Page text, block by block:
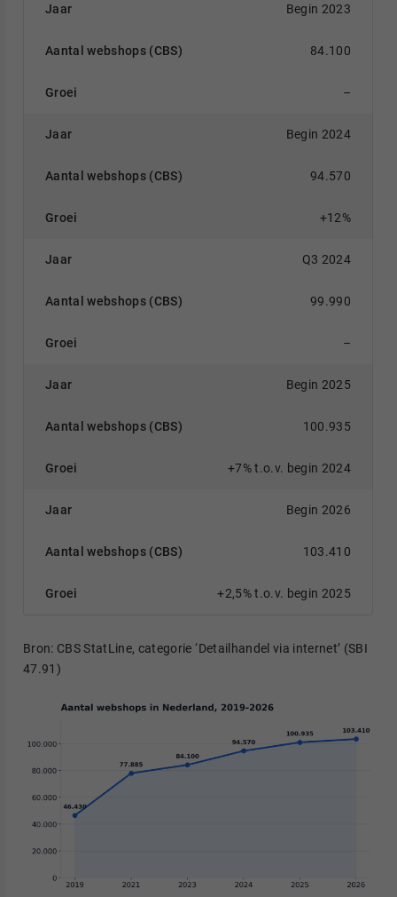
Begin 2023
84.100
–
Begin 2024
94.570
+12%
Q3 2024
99.990
–
Begin 2025
100.935
+7% t.o.v. begin 2024
Begin 2026
103.410
+2,5% t.o.v. begin 2025
Bron: CBS StatLine, categorie ‘Detailhandel via internet’ (SBI
47.91)